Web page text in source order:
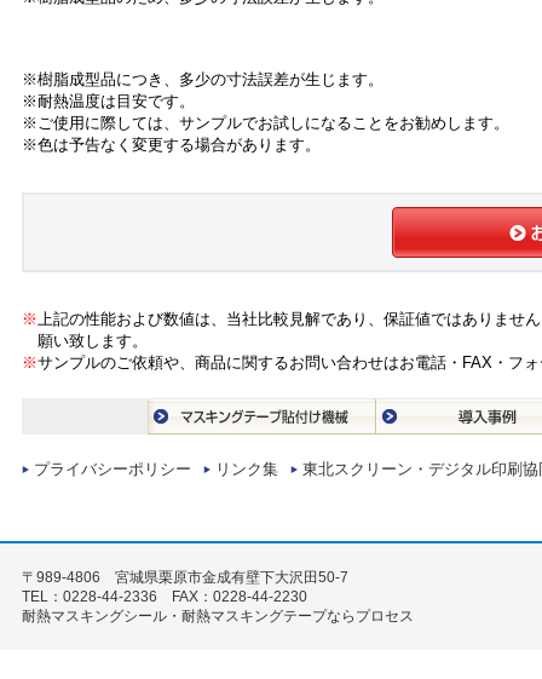
※樹脂成型品につき、多少の寸法誤差が生じます。
※耐熱温度は目安です。
※ご使用に際しては、サンプルでお試しになることをお勧めします。
※色は予告なく変更する場合があります。
※上記の性能および数値は、当社比較見解であり、保証値ではありませ
願い致します。
※サンプルのご依頼や、商品に関するお問い合わせはお電話・FAX・フ
プライバシーポリシー リンク集 東北スクリーン・デジタル印刷協
〒989-4806 宮城県栗原市金成有壁下大沢田50-7
TEL：0228-44-2336 FAX：0228-44-2230
耐熱マスキングシール・耐熱マスキングテープならプロセス